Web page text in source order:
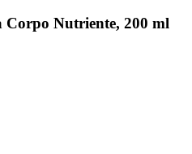
Corpo Nutriente, 200 ml